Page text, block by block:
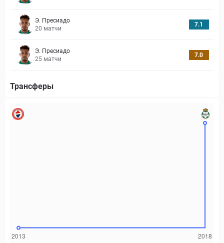
Э. Пресиадо
20 матчи
7.1
Э. Пресиадо
25 матчи
7.0
Трансферы